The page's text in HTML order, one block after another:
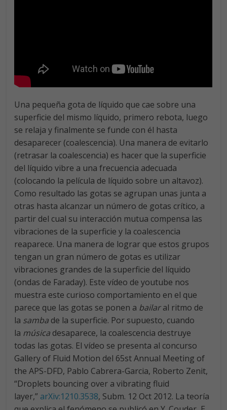
Una pequeña gota de líquido que cae sobre una
superficie del mismo líquido, primero rebota, luego
se relaja y finalmente se funde con él hasta
desaparecer (coalescencia). Una manera de evitarlo
(retrasar la coalescencia) es hacer que la superficie
del líquido vibre a una frecuencia adecuada
(colocando la película de líquido sobre un altavoz).
Como resultado las gotas se agrupan unas junta a
otras hasta alcanzar un número de gotas crítico, a
partir del cual su interacción mutua compensa las
vibraciones de la superficie y la coalescencia
reaparece. Una manera de lograr que estos grupos
tengan un gran número de gotas es utilizar
vibraciones grandes de la superficie del líquido
(ondas de Faraday). Este vídeo de youtube nos
muestra este curioso comportamiento en el que
parece que las gotas se ponen a bailaral ritmo de
la samba de la superficie. Por supuesto, cuando
la música desaparece, la coalescencia destruye
todas las gotas. El vídeo se presenta al concurso
Gallery of Fluid Motion del 65st Annual Meeting of
the APS-DFD, Pablo Cabrera-Garcia, Roberto Zenit,
“Droplets bouncing over a vibrating fluid
layer,” arXiv:1210.3538, Subm. 12 Oct 2012. La teoría